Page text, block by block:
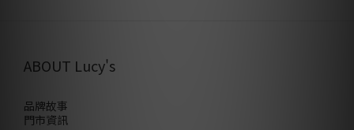
ABOUT Lucy's
品牌故事
門市資訊